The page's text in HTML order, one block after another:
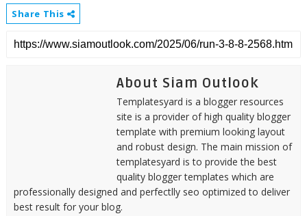
Share This
About Siam Outlook
Templatesyard is a blogger resources
site is a provider of high quality blogger
template with premium looking layout
and robust design. The main mission of
templatesyard is to provide the best
quality blogger templates which are
professionally designed and perfectlly seo optimized to deliver
best result for your blog.